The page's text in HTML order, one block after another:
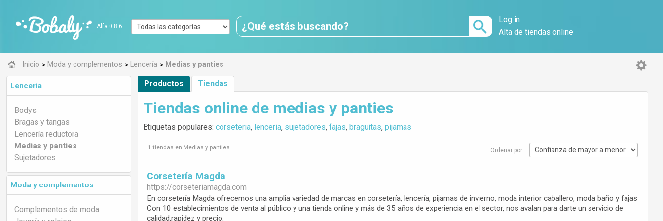
Alfa 0.8.6
Log in
Alta de tiendas online
Inicio > Moda y complementos > Lencería > Medias y panties
Lencería
Bodys
Bragas y tangas
Lencería reductora
Medias y panties
Sujetadores
Moda y complementos
Complementos de moda
Productos Tiendas
Tiendas online de medias y panties
Etiquetas populares:corseteria, lenceria, sujetadores,fajas,braguitas,pijamas
1 tiendas en Medias y panties Ordenar por
Corsetería Magda
https://corseteriamagda.com
En corsetería Magda ofrecemos una amplia variedad de marcas en corsetería, lencería, pijamas de invierno, moda interior caballero, moda baño y fajas
Con 10 establecimientos de venta al público y una tienda online y más de 35 años de experiencia en el sector, nos avalan para darte un servicio de
calidad,rapidez y precio.